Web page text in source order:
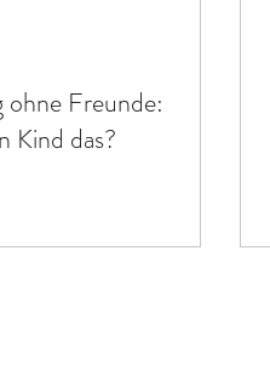
ohne Freunde:
Kind das?